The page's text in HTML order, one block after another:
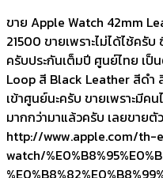
ขาย Apple Watch 42mm
21500 ขายเพราะไม่ได้ไช้ครั
ครับประกันเต็มปี ศูนย์ไทย เ
Loop สี Black Leather สีดำ
เข้าศูนย์นะครับ ขายเพราะมี
มากกว่ามาแล้วครับ เลยขาย
http://www.apple.com/
watch/